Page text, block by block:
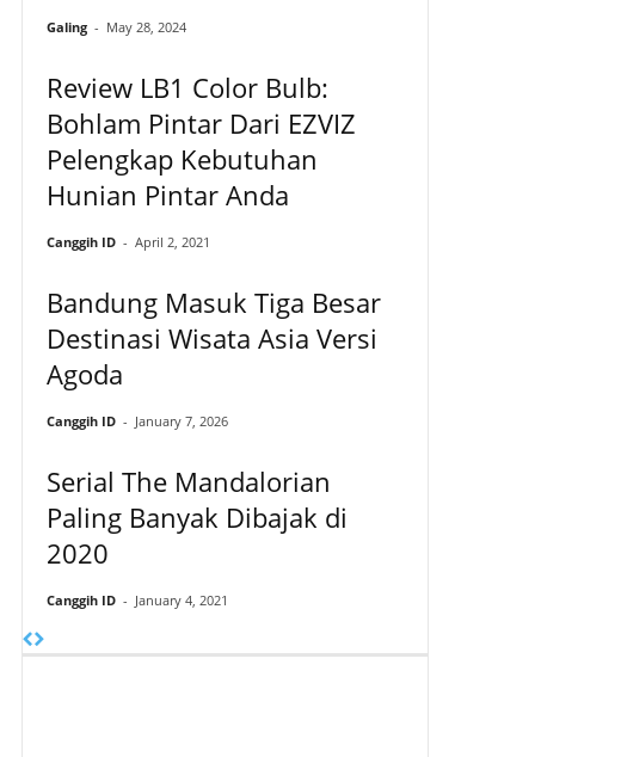
Galing - May 28, 2024
Review LB1 Color Bulb:
Bohlam Pintar Dari EZVIZ
Pelengkap Kebutuhan
Hunian Pintar Anda
Canggih ID - April 2, 2021
Bandung Masuk Tiga Besar
Destinasi Wisata Asia Versi
Agoda
Canggih ID - January 7, 2026
Serial The Mandalorian
Paling Banyak Dibajak di
2020
Canggih ID - January 4, 2021